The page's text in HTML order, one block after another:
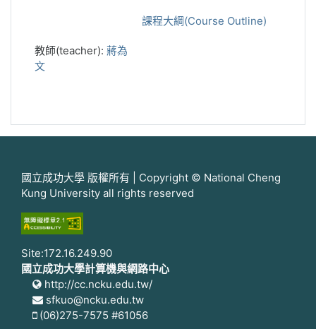
課程大綱(Course Outline)
教師(teacher): 蔣為
文
國立成功大學 版權所有 | Copyright © National Cheng
Kung University all rights reserved
Site:172.16.249.90
國立成功大學計算機與網路中心
http://cc.ncku.edu.tw/
sfkuo@ncku.edu.tw
(06)275-7575 #61056